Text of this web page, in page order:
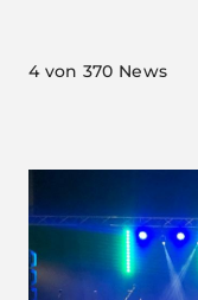
4von 370 News